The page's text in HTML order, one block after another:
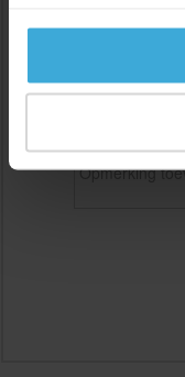
Alle bedragen zijn